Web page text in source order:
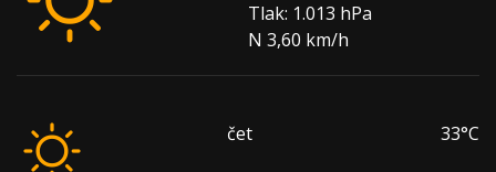
Tlak: 1.013 hPa
N 3,60 km/h
čet 33°C